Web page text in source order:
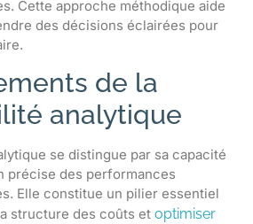
Cette approche méthodique aide
des décisions éclairées pour
de la
analytique
se distingue par sa capacité
précise des performances
Elle constitue un pilier essentiel
structure des coûts et optimiser